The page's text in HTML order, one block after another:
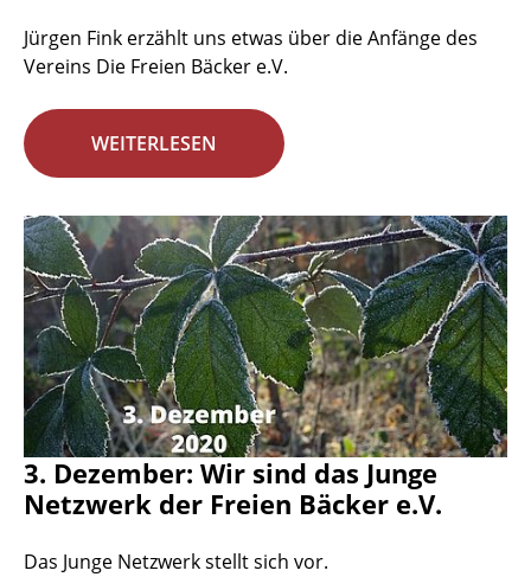
Jürgen Fink erzählt uns etwas über die Anfänge des
Vereins Die Freien Bäcker e.V.
WEITERLESEN
3. Dezember: Wir sind das Junge
Netzwerk der Freien Bäcker e.V.
Das Junge Netzwerk stellt sich vor.